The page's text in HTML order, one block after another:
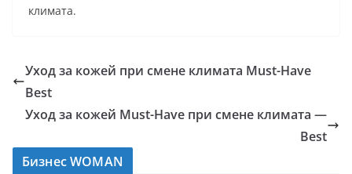
климата.
Уход за кожей при смене климата Must-Have
Best
Уход за кожей Must-Have при смене климата —
Best
Бизнес WOMAN